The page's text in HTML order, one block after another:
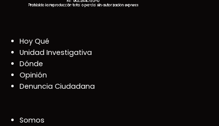
Hoy Qué
Unidad Investigativa
Dónde
Opinión
Denuncia Ciudadana
Somos